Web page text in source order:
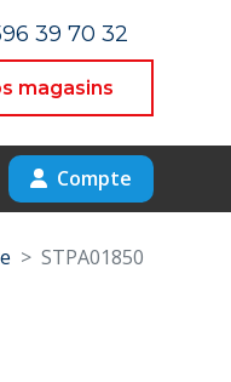
39 70 32
magasins
Compte
STPA01850